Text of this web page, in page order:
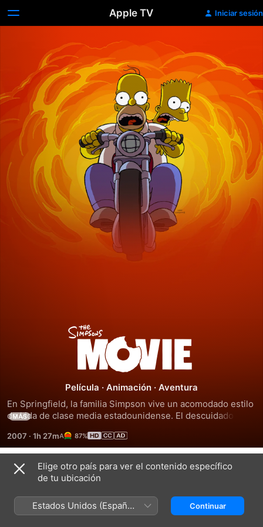
Apple TV Iniciar sesión
Los
Simpson:
La
película
Película · Animación · Aventura
En Springfield, la familia Simpson vive un acomodado estilo
de vida de clase media estadounidense. El descuidado
Lisa, el travieso Bart y la pequeña Maggie viven día a día
una serie de aventuras. Homero,distraído por naturaleza,
contamina accidentalmente el río local con residuos de la
planta nuclear en donde trabaja. .
MÁS
2007 · 1h 27m 87%
Títulos relacionados
Simpson
Simpson:
“Jugando
bueno,
el
Elige otro país para ver el contenido específico
de tu ubicación
Estados Unidos (Español
México)
Continuar